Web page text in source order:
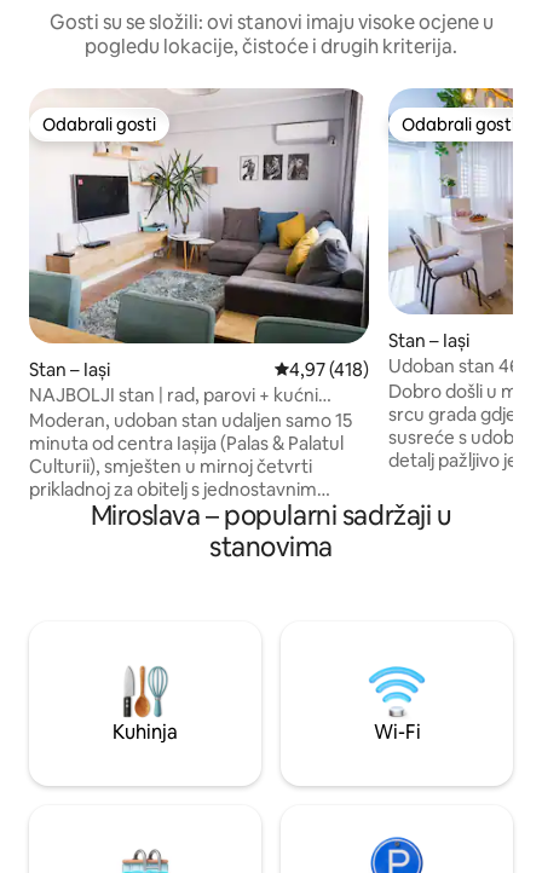
Gosti su se složili: ovi stanovi imaju visoke ocjene u
pogledu lokacije, čistoće i drugih kriterija.
Odabrali gosti
Odabrali gosti
Stan – Iași Prosječna ocjena: 4,97/5,
4,97 (418)
NAJBOLJI stan | rad, parovi + kućni
ljubimci
Moderan, udoban stan udaljen samo 15
minuta od centra Iașija (Palas & Palatul
Culturii), smješten u mirnoj četvrti
prikladnoj za obitelj s jednostavnim
vezama javnog prijevoza. ✨ Idealno za
rad na daljinu – namjenski radni stol 🐾
Kućni ljubimci su dobrodošli – povedite
svježa posteljina i kvalitetan madrac Vaš
ugodan boravak u Iașiju počinje ovdje –
rado ću vas ugostiti!
Odabrali gosti
Odabrali gosti
Stan – Iași
Udoban stan 46 –
Dobro došli u
srcu grada gdje
susreće s
detalj pažljivo je
savršena za
bijeg iz grada: •Prostrani dvosobni stan
Fi, 2 pametna
pristup NETFLIXU
osnovnim
Miroslava – popularni sadržaji u
stanovima
Kuhinja Wi-Fi